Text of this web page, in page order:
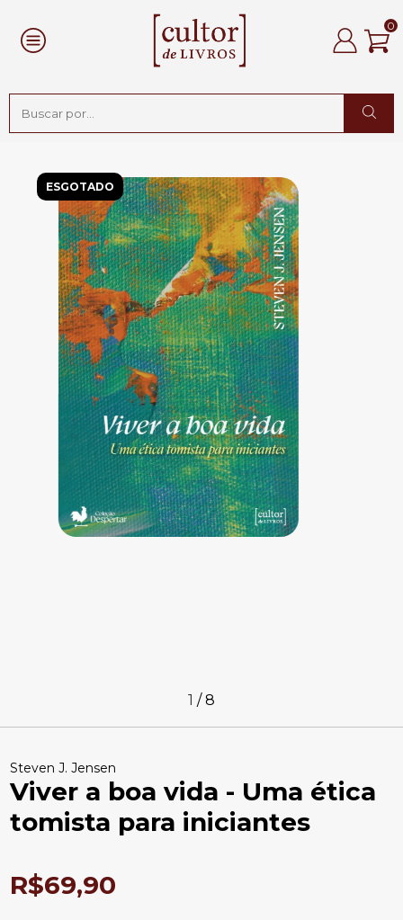
0
ESGOTADO
1 /8
Steven J. Jensen
Viver a boa vida - Uma ética
tomista para iniciantes
R$69,90